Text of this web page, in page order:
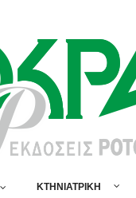
ΚΤΗΝΙΑΤΡΙΚΗ